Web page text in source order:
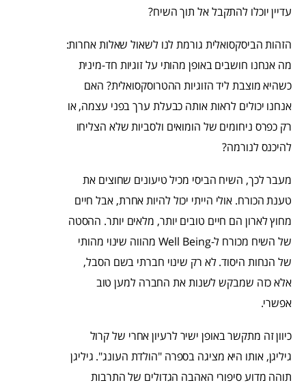
עדיין יוכלו להתקבל אל תוך השיח?
הזהות הביסקסואלית גורמת לנו לשאול שאלות אחרות:
מה אנחנו חושבים באופן מהותי על זוגיות חד-מינית
כשהיא מוצבת ליד הזוגיות ההטרוסקסואלית? האם
אנחנו יכולים לראות אותה כבעלת ערך בפני עצמה, או
רק כפרס ניחומים של הומואים ולסביות שלא הצליחו
להיכנס לנורמה?
מעבר לכך, השיח הביסי מכיל טיעונים שחוצים את
טענת הכורח. אולי הייתי יכול להיות אחרת, אבל חיים
מחוץ לארון הם חיים טובים יותר, מלאים יותר. ההסטה
של השיח מכורח ל-Well Being מהווה שינוי מהותי
של הנחות היסוד. לא רק שינוי חברתי בשם הסבל,
אלא כזה שמבקש לשנות את החברה למען טוב
אפשרי.
כיוון זה מתקשר באופן ישיר לרעיון אחרי של קרול
גיליגן, אותו היא מציגה בספרה "הולדת העונג". גיליגן
תוהה מדוע סיפורי האהבה הגדולים של התרבות